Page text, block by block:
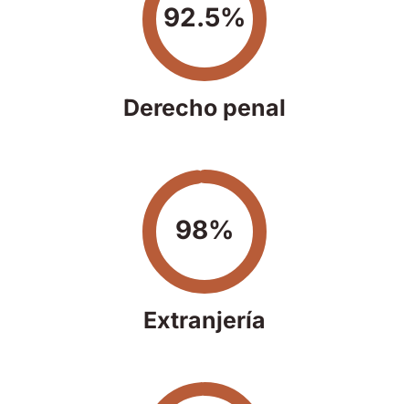
92.5%
Derecho penal
98%
Extranjería